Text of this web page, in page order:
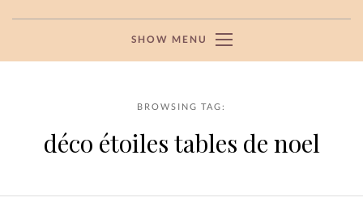
SHOW MENU
BROWSING TAG:
déco étoiles tables de noel